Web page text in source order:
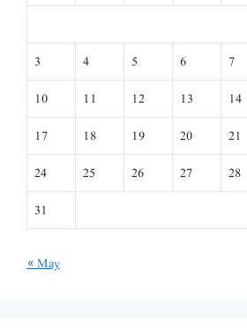
3
4 5 6 7
10
11 12 13 14
17
18 19 20 21
24
25 26 27 28
31
« May